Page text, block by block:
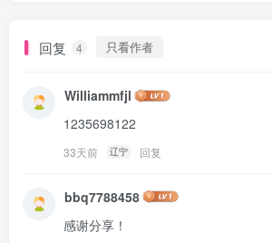
回复 4 只看作者
Williammfjl
1235698122
33天前 辽宁 回复
bbq7788458
感谢分享！